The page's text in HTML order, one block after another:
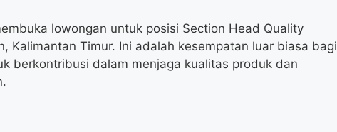
lowongan untuk posisi Section Head Quality
Kalimantan Timur. Ini adalah kesempatan luar biasa bagi
berkontribusi dalam menjaga kualitas produk dan